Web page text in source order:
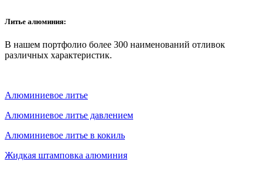
Литье алюминия:
В нашем портфолио более 300 наименований отливок
различных характеристик.
Алюминиевое литье
Алюминиевое литье давлением
Алюминиевое литье в кокиль
Жидкая штамповка алюминия